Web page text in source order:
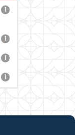
1
1
1
1